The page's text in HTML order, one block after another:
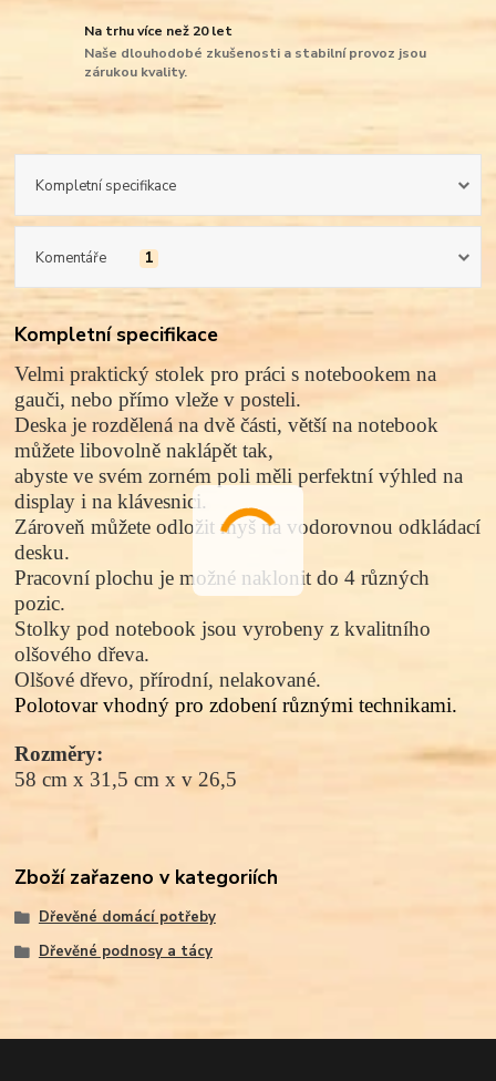
Na trhu více než 20 let
Naše dlouhodobé zkušenosti a stabilní provoz jsou
zárukou kvality.
Kompletní specifikace
Komentáře 1
Kompletní specifikace
Velmi praktický stolek pro práci s notebookem na
gauči, nebo přímo vleže v posteli.
Deska je rozdělená na dvě části, větší na notebook
můžete libovolně naklápět tak,
abyste ve svém zorném poli měli perfektní výhled na
display i na klávesnici.
Zároveň můžete odložit myš na vodorovnou odkládací
desku.
Pracovní plochu je možné naklonit do 4 různých
pozic.
Stolky pod notebook jsou vyrobeny z kvalitního
olšového dřeva.
Olšové dřevo,přírodní, nelakované.
Polotovar vhodný pro zdobení různými technikami.
Rozměry:
58 cm x 31,5 cm x v 26,5
Zboží zařazeno v kategoriích
Dřevěné domácí potřeby
Dřevěné podnosy a tácy